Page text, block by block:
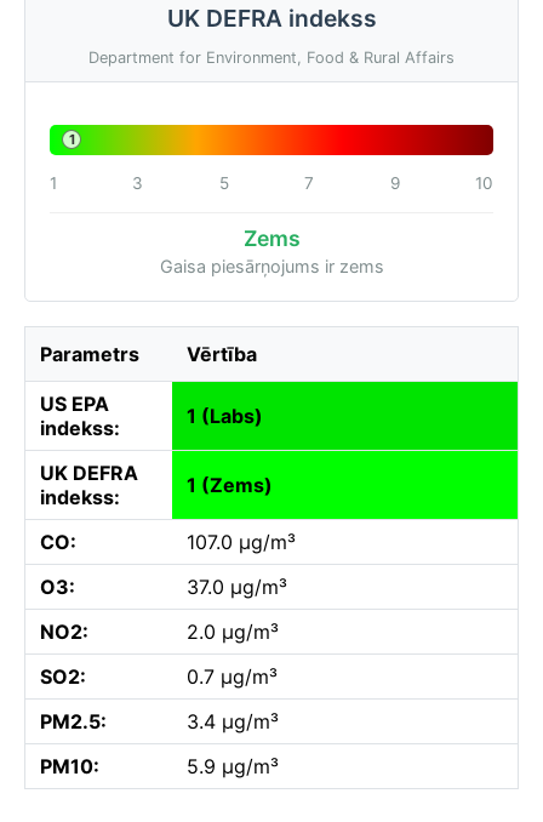
UK DEFRA indekss
Department for Environment, Food & Rural Affairs
1
1 3 5 7 9 10
Zems
Gaisa piesārņojums ir zems
Parametrs Vērtība
US EPA
indekss:
1 (Labs)
UK DEFRA
indekss:
1 (Zems)
CO:
107.0 µg/m³
O3:
37.0 µg/m³
NO2:
2.0 µg/m³
SO2:
0.7 µg/m³
PM2.5:
3.4 µg/m³
PM10:
5.9 µg/m³